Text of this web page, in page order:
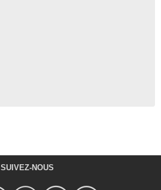
SUIVEZ-NOUS